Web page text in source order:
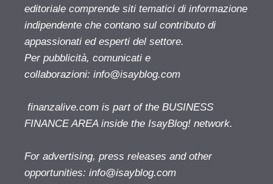
editoriale comprende siti tematici di informazione
indipendente che contano sul contributo di
appassionati ed esperti del settore.
Per pubblicità, comunicati e
collaborazioni: info@isayblog.com
finanzalive.com is part of the BUSINESS
FINANCE AREA inside the IsayBlog! network.
For advertising, press releases and other
opportunities: info@isayblog.com